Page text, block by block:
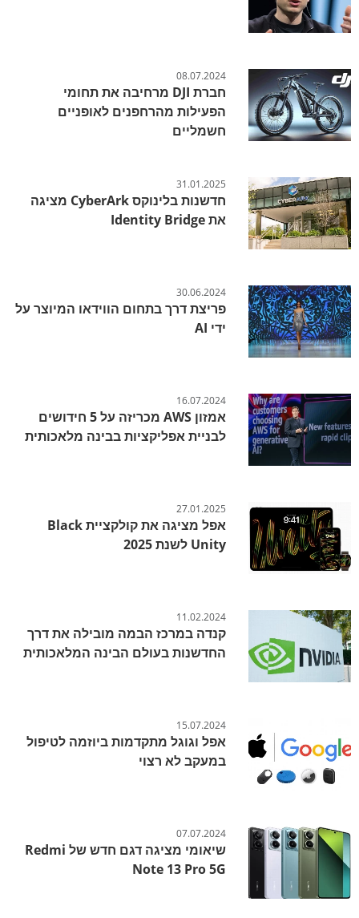
08.07.2024
חברת DJI מרחיבה את תחומי
הפעילות מהרחפנים לאופניים
חשמליים
31.01.2025
חדשנות בלינוקס CyberArk מציגה
את Identity Bridge
30.06.2024
פריצת דרך בתחום הווידאו המיוצר על
ידי AI
16.07.2024
אמזון AWS מכריזה על 5 חידושים
לבניית אפליקציות בבינה מלאכותית
27.01.2025
אפל מציגה את קולקציית Black
Unity לשנת 2025
11.02.2024
קנדה במרכז הבמה מובילה את דרך
החדשנות בעולם הבינה המלאכותית
15.07.2024
אפל וגוגל מתקדמות ביוזמה לטיפול
במעקב לא רצוי
07.07.2024
שיאומי מציגה דגם חדש של Redmi
Note 13 Pro 5G